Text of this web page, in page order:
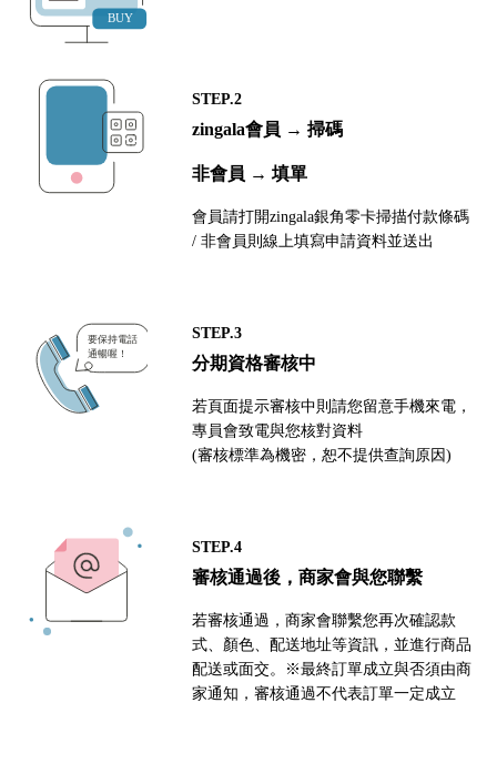
STEP.2
zingala會員 → 掃碼
非會員 → 填單
會員請打開zingala銀角零卡掃描付款條碼
/ 非會員則線上填寫申請資料並送出
STEP.3
分期資格審核中
若頁面提示審核中則請您留意手機來電，
專員會致電與您核對資料
(審核標準為機密，恕不提供查詢原因)
STEP.4
審核通過後，商家會與您聯繫
若審核通過，商家會聯繫您再次確認款
式、顏色、配送地址等資訊，並進行商品
配送或面交。※最終訂單成立與否須由商
家通知，審核通過不代表訂單一定成立